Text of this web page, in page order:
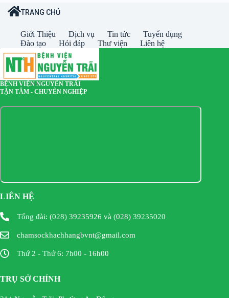
TRANG CHỦ
Giới Thiệu Dịch vụ Tin tức
Tuyển dụng
Đào tạo
Hỏi đáp Thư viện Liên hệ
BỆNH VIỆN NGUYỄN TRÃI
TẬN TÂM - CHUYÊN NGHIỆP
LIÊN HỆ
Tổng đài: (028) 39235926 và (028) 39235020
chamsockhachhangbvnt@gmail.com
Thứ 2 - Thứ 6: 7h00 - 16h00
TRỤ SỞ CHÍNH